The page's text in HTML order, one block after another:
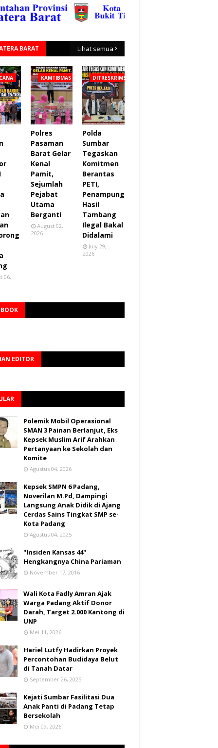
BARAT Lihat semua
06,
KAMTIBMAS
Polres
Pasaman
Barat Gelar
Kenal
Pamit,
Sejumlah
Pejabat
Utama
Berganti
August 02,
2026
DITRESKRIMSUS
Polda
Sumbar
Tegaskan
Komitmen
Berantas
PETI,
Penampung
Hasil
Tambang
Ilegal Bakal
Didalami
July 29,
2026
EDITOR
Polemik Mobil Operasional
SMAN 3 Painan Berlanjut, Eks
Kepsek Muslim Arif Arahkan
Pertanyaan ke Sekolah dan
Komite
Agustus 04, 2026
Kepsek SMPN 6 Padang,
Noverilan M.Pd, Dampingi
Langsung Anak Didik di Ajang
Cerdas Sains Tingkat SMP se-
Kota Padang
Agustus 04, 2025
"Insiden Kansas 44"
Hengkangnya China Pariaman
November 17, 2016
Wali Kota Fadly Amran Ajak
Warga Padang Aktif Donor
Darah, Target 2.000 Kantong di
UNP
Mei 11, 2026
Hariel Lutfy Hadirkan Proyek
Percontohan Budidaya Belut
di Tanah Datar
September 26, 2025
Kejati Sumbar Fasilitasi Dua
Anak Panti di Padang Tetap
Bersekolah
Mei 09, 2026